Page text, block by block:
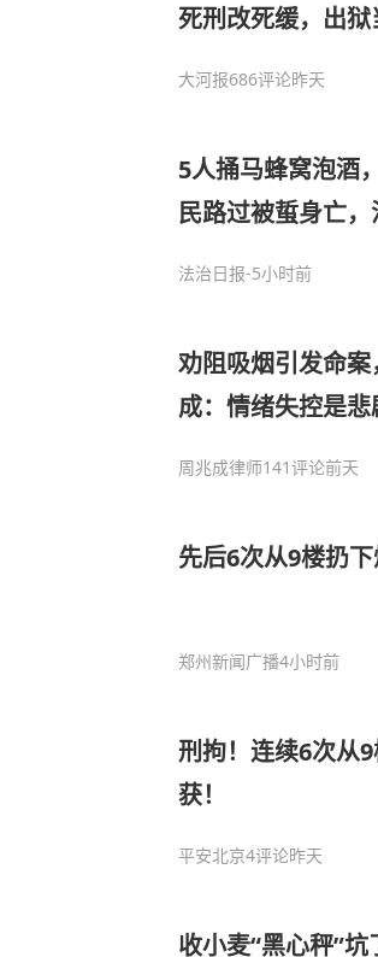
死刑改死缓，出狱
大河报686评论昨天
5人捅马蜂窝泡酒
民路过被蜇身亡
法治日报-5小时前
劝阻吸烟引发命
成：情绪失控是
周兆成律师141评论前天
先后6次从9楼扔下
郑州新闻广播4小时前
刑拘！连续6次从
获！
平安北京4评论昨天
收小麦“黑心秤”坑了16户农户